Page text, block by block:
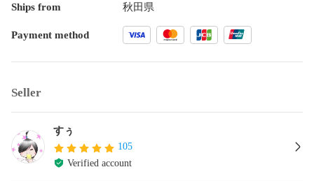
Ships from 秋田県
Payment method
Seller
すぅ
105
Verified account